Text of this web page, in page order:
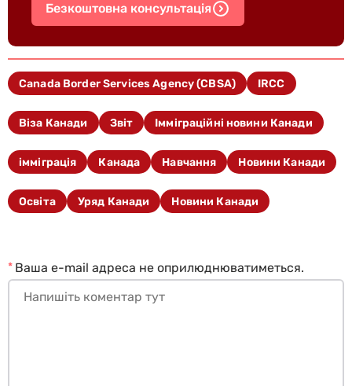
Безкоштовна консультація
Canada Border Services Agency (CBSA) IRCC
Віза Канади Звіт Імміграційні новини Канади
імміграція Канада Навчання Новини Канади
Освіта Уряд Канади Новини Канади
Ваша e-mail адреса не оприлюднюватиметься.
*